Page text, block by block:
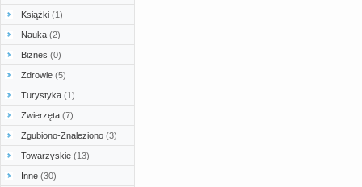
Książki (1)
Nauka (2)
Biznes (0)
Zdrowie (5)
Turystyka (1)
Zwierzęta (7)
Zgubiono-Znaleziono (3)
Towarzyskie (13)
Inne (30)